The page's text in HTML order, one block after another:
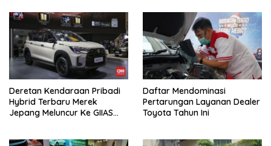
Deretan Kendaraan Pribadi
Hybrid Terbaru Merek
Jepang Meluncur Ke GIIAS
Daftar Mendominasi
Pertarungan Layanan Dealer
Toyota Tahun Ini